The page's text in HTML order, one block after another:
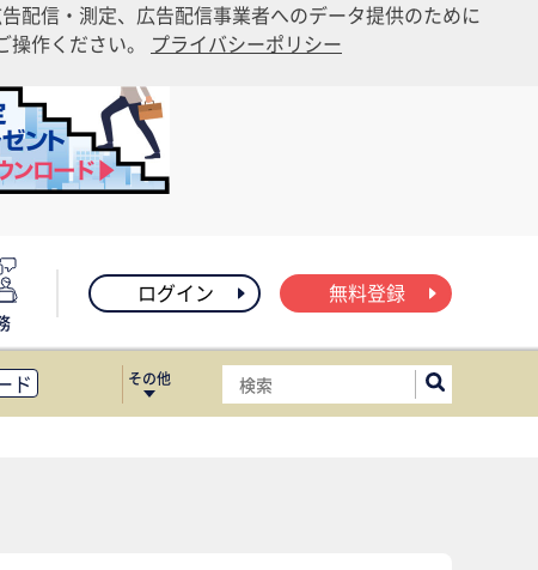
配信・測定、広告配信事業者へのデータ提供のために
作ください。 プライバシーポリシー
ログイン 無料登録
ド
ス移転
ト
その他